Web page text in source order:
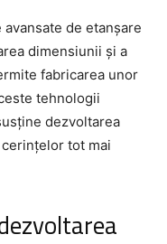
de etanșare
dimensiunii și a
fabricarea unor
tehnologii
dezvoltarea
tot mai